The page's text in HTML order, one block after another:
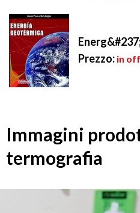
Prezzo: in
Immagini
termografia